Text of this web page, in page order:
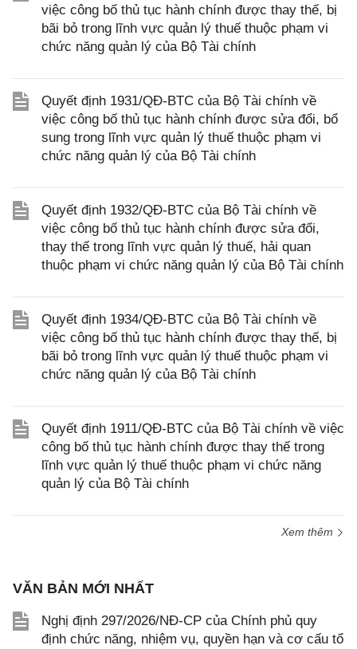
việc công bố thủ tục hành chính được thay thế, bị
bãi bỏ trong lĩnh vực quản lý thuế thuộc phạm vi
chức năng quản lý của Bộ Tài chính
Quyết định 1931/QĐ-BTC của Bộ Tài chính về
việc công bố thủ tục hành chính được sửa đổi, bổ
sung trong lĩnh vực quản lý thuế thuộc phạm vi
chức năng quản lý của Bộ Tài chính
Quyết định 1932/QĐ-BTC của Bộ Tài chính về
việc công bố thủ tục hành chính được sửa đổi,
thay thế trong lĩnh vực quản lý thuế, hải quan
thuộc phạm vi chức năng quản lý của Bộ Tài chính
Quyết định 1934/QĐ-BTC của Bộ Tài chính về
việc công bố thủ tục hành chính được thay thế, bị
bãi bỏ trong lĩnh vực quản lý thuế thuộc phạm vi
chức năng quản lý của Bộ Tài chính
Quyết định 1911/QĐ-BTC của Bộ Tài chính về việc
công bố thủ tục hành chính được thay thế trong
lĩnh vực quản lý thuế thuộc phạm vi chức năng
quản lý của Bộ Tài chính
Xem thêm
VĂN BẢN MỚI NHẤT
Nghị định 297/2026/NĐ-CP của Chính phủ quy
định chức năng, nhiệm vụ, quyền hạn và cơ cấu tổ